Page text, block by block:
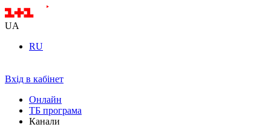
UA
RU
Вхід в кабінет
Онлайн
ТБ програма
Канали